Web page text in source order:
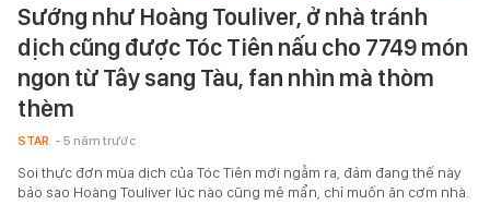
Sướng như Hoàng Touliver, ở nhà tránh
dịch cũng được Tóc Tiên nấu cho 7749 món
ngon từ Tây sang Tàu, fan nhìn mà thòm
thèm
STAR - 5 năm trước
Soi thực đơn mùa dịch của Tóc Tiên mới ngẫm ra, đảm đang thế này
bảo sao Hoàng Touliver lúc nào cũng mê mẩn, chỉ muốn ăn cơm nhà.